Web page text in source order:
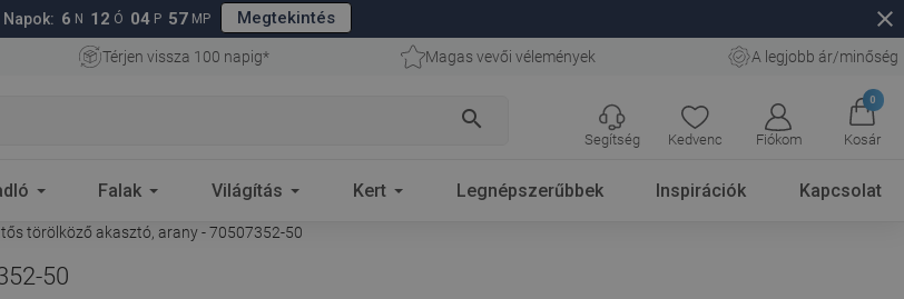
6 N 12 Ó 04 P 56 MP Megtekintés close
Térjen vissza 100 napig* Magas vevői vélemények A legjobb ár/minőség
search
Kedvenc Fiókom
0
Kosár
Segítség
Falak Világítás Kert Legnépszerűbbek Inspirációk Kapcsolat
törölköző akasztó, arany - 70507352-50
50